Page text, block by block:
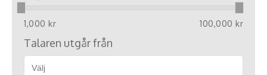
1,000 kr 100,000 kr
Talaren utgår från